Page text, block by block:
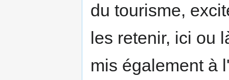
du tourisme,
les retenir, ici ou
mis également à